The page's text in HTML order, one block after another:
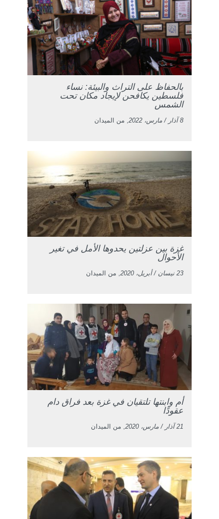
بالحفاظ على التراث والبيئة: نساء
فلسطين يكافحن لإيجاد مكان تحت
الشمس
8 آذار / مارس، 2022 , من الميدان
غزة بين عزلتين يحدوها الأمل في تغير
الأحوال
23 نيسان / أبريل، 2020 , من الميدان
أم وابنتها تلتقيان في غزة بعد فراق دام
عقودًا
21 آذار / مارس، 2020 , من الميدان